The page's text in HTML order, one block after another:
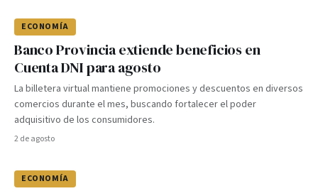
ECONOMÍA
Banco Provincia extiende beneficios en
Cuenta DNI para agosto
La billetera virtual mantiene promociones y descuentos en diversos
comercios durante el mes, buscando fortalecer el poder
adquisitivo de los consumidores.
2 de agosto
ECONOMÍA